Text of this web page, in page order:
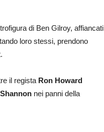
di Ben Gilroy, affiancati
loro stessi, prendono
il regista Ron Howard
nei panni della